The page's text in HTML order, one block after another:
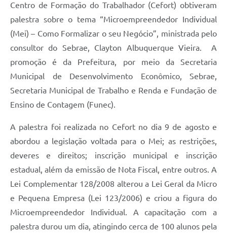
Centro de Formação do Trabalhador (Cefort) obtiveram
palestra sobre o tema “Microempreendedor Individual
(Mei) – Como Formalizar o seu Negócio”, ministrada pelo
consultor do Sebrae, Clayton Albuquerque Vieira. A
promoção é da Prefeitura, por meio da Secretaria
Municipal de Desenvolvimento Econômico, Sebrae,
Secretaria Municipal de Trabalho e Renda e Fundação de
Ensino de Contagem (Funec).
A palestra foi realizada no Cefort no dia 9 de agosto e
abordou a legislação voltada para o Mei; as restrições,
deveres e direitos; inscrição municipal e inscrição
estadual, além da emissão de Nota Fiscal, entre outros. A
Lei Complementar 128/2008 alterou a Lei Geral da Micro
e Pequena Empresa (Lei 123/2006) e criou a figura do
Microempreendedor Individual. A capacitação com a
palestra durou um dia, atingindo cerca de 100 alunos pela